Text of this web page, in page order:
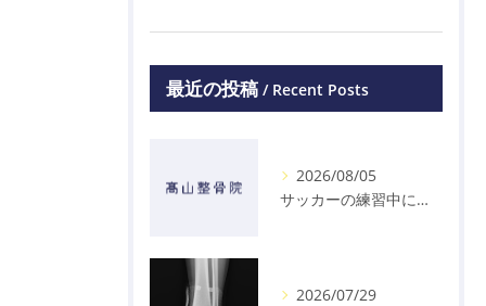
最近の投稿 Recent Posts
2026/08/05
サッカーの練習中に指を突き指して怪我した学生の初回対応と施術 大鳥居にある整骨院
2026/07/29